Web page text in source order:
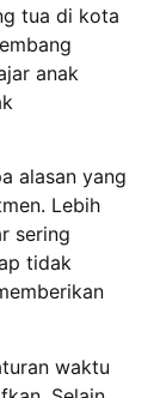
tua di kota
anak
alasan yang
Lebih
sering
tidak
waktu